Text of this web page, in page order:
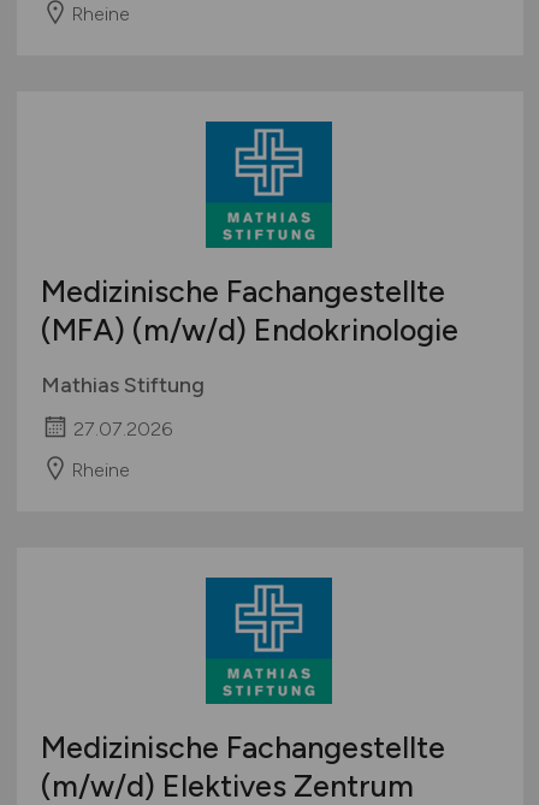
Rheine
Medizinische Fachangestellte
(MFA) (m/w/d) Endokrinologie
Mathias Stiftung
27.07.2026
Rheine
Medizinische Fachangestellte
(m/w/d) Elektives Zentrum